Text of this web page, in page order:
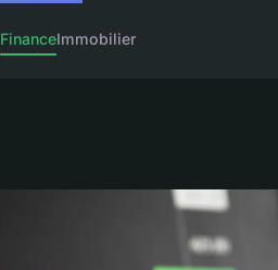
FinanceImmobilier